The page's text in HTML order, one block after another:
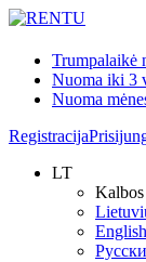
Trumpalaikė
Nuoma iki 3
Nuoma
Registracija
LT
Kalbos
English